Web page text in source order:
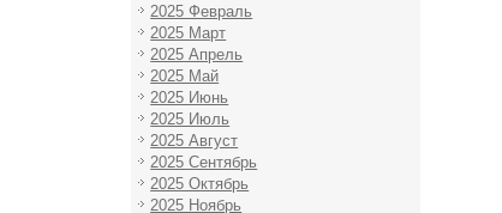
2025 Февраль
2025 Март
2025 Апрель
2025 Май
2025 Июнь
2025 Июль
2025 Август
2025 Сентябрь
2025 Октябрь
2025 Ноябрь